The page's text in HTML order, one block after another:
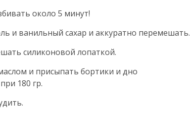
около 5 минут!
и ванильный сахар и аккуратно перемешать.
силиконовой лопаткой.
и присыпать бортики и дно
180 гр.